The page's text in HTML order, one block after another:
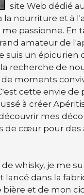
site Web dédié
la nourriture et à
me passionne. En
amateur de
suis un épicurien
recherche de
moments
cette envie de
à créer
mes
de cœur pour des
whisky, je me
lancé dans la
bière et de mon